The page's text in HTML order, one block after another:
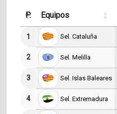
P. Equipos
1 Sel. Cataluña
2 Sel. Melilla
3 Sel. Islas Baleares
4 Sel. Extremadura